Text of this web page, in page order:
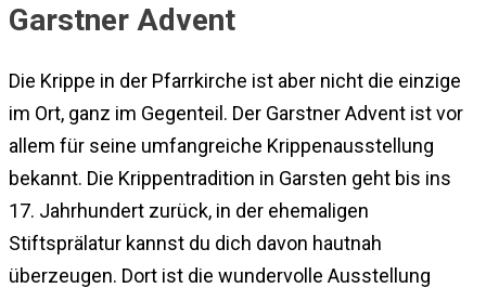
Garstner Advent
Die Krippe in der Pfarrkirche ist aber nicht die einzige
im Ort, ganz im Gegenteil. Der Garstner Advent ist vor
allem für seine umfangreiche Krippenausstellung
bekannt. Die Krippentradition in Garsten geht bis ins
17. Jahrhundert zurück, in der ehemaligen
Stiftsprälatur kannst du dich davon hautnah
überzeugen. Dort ist die wundervolle Ausstellung